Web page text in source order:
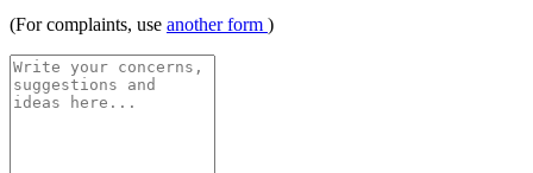
(For complaints, use another form )